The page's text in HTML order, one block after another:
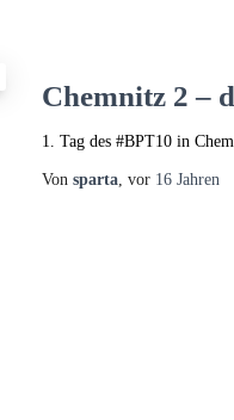
Chemnitz 2 –
1. Tag des #BPT10 in
Von sparta, vor 16 Jahren